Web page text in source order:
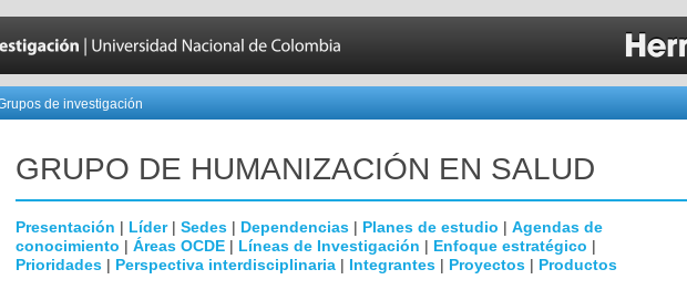
de investigación
GRUPO DE HUMANIZACIÓN EN SALUD
Presentación | Líder| Sedes | Dependencias | Planes de estudio | Agendas de
conocimiento | Áreas OCDE | Líneas de Investigación | Enfoque estratégico |
Prioridades | Perspectiva interdisciplinaria | Integrantes | Proyectos | Productos